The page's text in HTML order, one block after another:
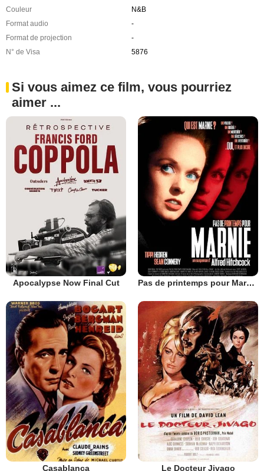
Couleur
N&B
Format audio
-
Format de projection
-
N° de Visa
5876
Si vous aimez ce film, vous pourriez
aimer ...
Apocalypse Now Final Cut Pas de printemps pour Marnie
Casablanca Le Docteur Jivago